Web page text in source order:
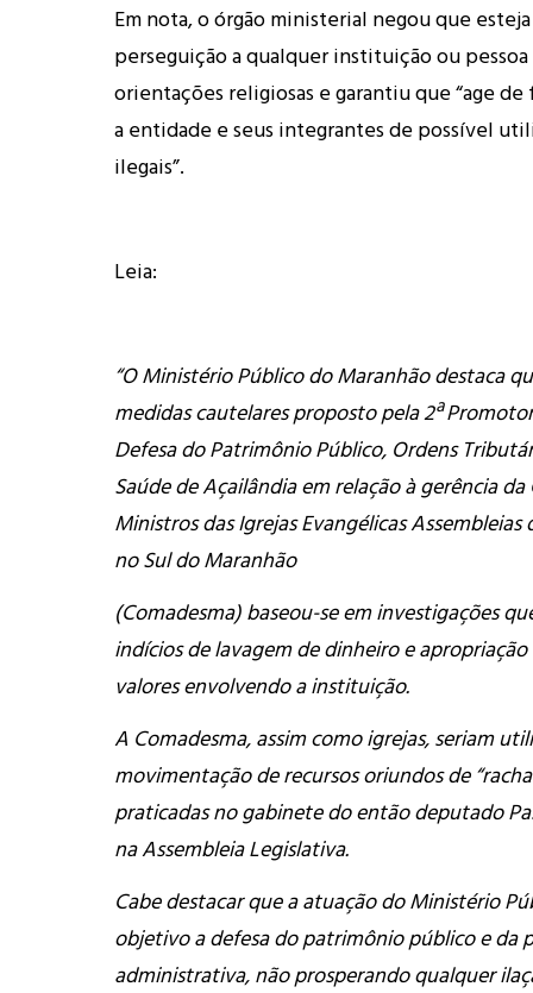
Em nota, o órgão ministerial negou que
perseguição a qualquer instituição ou
orientações religiosas e garantiu que “age de
a entidade e seus integrantes de possível
ilegais”.
Leia:
“O Ministério Público do Maranhão destaca
medidas cautelares proposto pela 2ª
Defesa do Patrimônio Público, Ordens
Saúde de Açailândia em relação à gerência
Ministros das Igrejas Evangélicas Assembleias
no Sul do Maranhão
(Comadesma) baseou-se em investigações
indícios de lavagem de dinheiro e
valores envolvendo a instituição.
A Comadesma, assim como igrejas, seriam
movimentação de recursos oriundos de
praticadas no gabinete do então deputado
na Assembleia Legislativa.
Cabe destacar que a atuação do Ministério
objetivo a defesa do patrimônio público e da
administrativa, não prosperando qualquer